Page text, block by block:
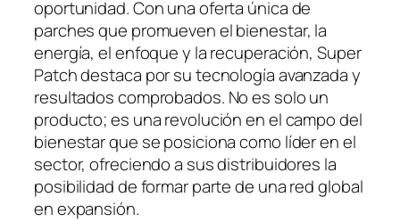
oportunidad. Con una oferta única de
parches que promueven el bienestar, la
energía, el enfoque y la recuperación, Super
Patch destaca por su tecnología avanzada y
resultados comprobados. No es solo un
producto; es una revolución en el campo del
bienestar que se posiciona como líder en el
sector, ofreciendo a sus distribuidores la
posibilidad de formar parte de una red global
en expansión.